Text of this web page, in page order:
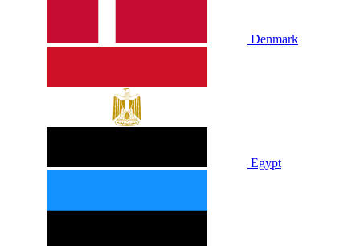
Denmark
Egypt